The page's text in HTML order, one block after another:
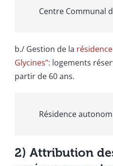
Centre Communal
b./ Gestion de la
Glycines”: logements
partir de 60 ans.
Résidence
2) Attribution